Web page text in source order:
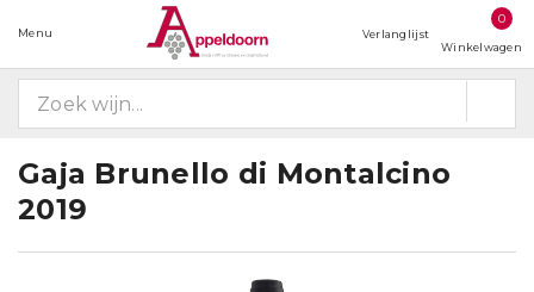
Menu Verlanglijst
0
Winkelwagen
Gaja Brunello di Montalcino
2019